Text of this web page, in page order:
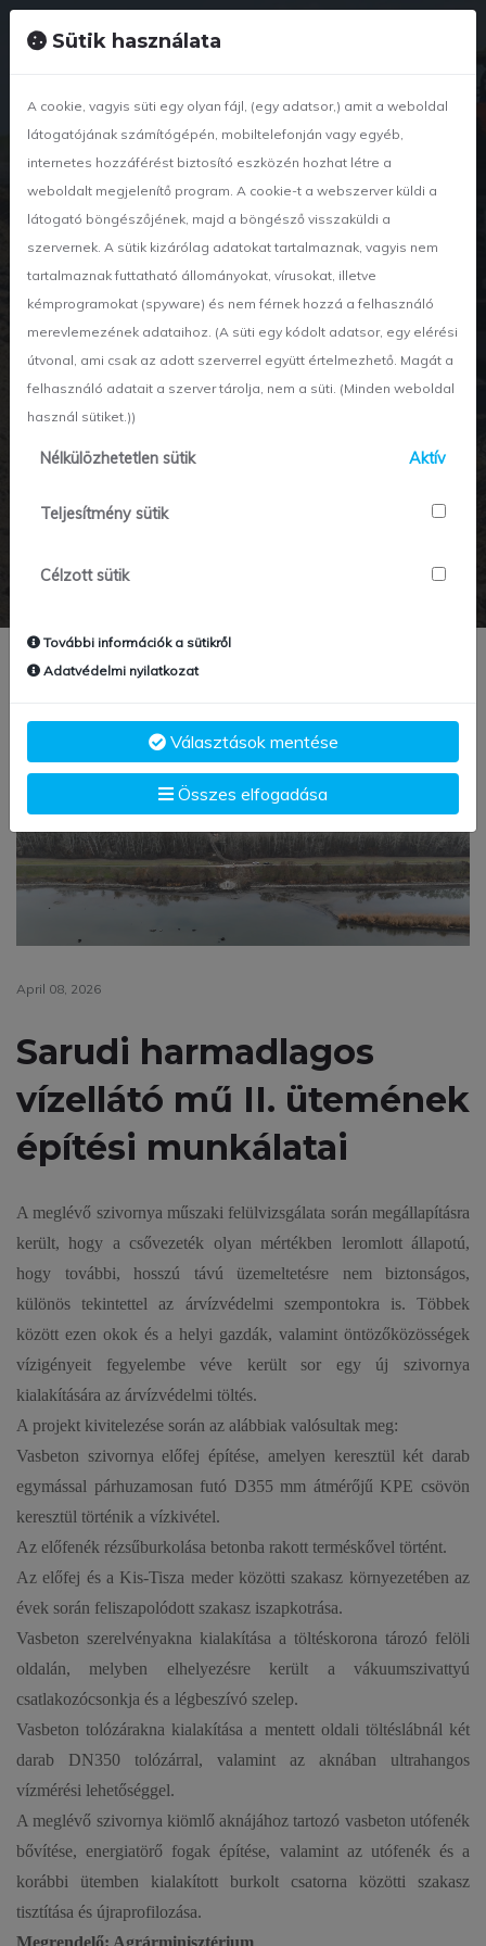
+36 42 886 834
x
Hír részletei
Sarudi harmadlagos
vízellátó m...
Főoldal Hír részletei
April 08, 2026
Sarudi harmadlagos
vízellátó mű II. ütemének
építési munkálatai
A meglévő szivornya műszaki felülvizsgálata során megállapításra
került, hogy a csővezeték olyan mértékben leromlott állapotú,
hogy további, hosszú távú üzemeltetésre nem biztonságos,
különös tekintettel az árvízvédelmi szempontokra is. Többek
között ezen okok és a helyi gazdák, valamint öntözőközösségek
vízigényeit fegyelembe véve került sor egy új szivornya
kialakítására az árvízvédelmi töltés.
A projekt kivitelezése során az alábbiak valósultak meg:
Vasbeton szivornya előfej építése, amelyen keresztül két darab
egymással párhuzamosan futó D355 mm átmérőjű KPE csövön
keresztül történik a vízkivétel.
Az előfenék rézsűburkolása betonba rakott terméskővel történt.
Az előfej és a Kis-Tisza meder közötti szakasz környezetében az
évek során feliszapolódott szakasz iszapkotrása.
Vasbeton szerelvényakna kialakítása a töltéskorona tározó felöli
oldalán, melyben elhelyezésre került a vákuumszivattyú
csatlakozócsonkja és a légbeszívó szelep.
Vasbeton tolózárakna kialakítása a mentett oldali töltéslábnál két
darab DN350 tolózárral, valamint az aknában ultrahangos
vízmérési lehetőséggel.
A meglévő szivornya kiömlő aknájához tartozó vasbeton utófenék
bővítése, energiatörő fogak építése, valamint az utófenék és a
korábbi ütemben kialakított burkolt csatorna közötti szakasz
tisztítása és újraprofilozása.
Megrendelő: Agrárminisztérium
Sütik használata
A cookie, vagyis süti egy olyan fájl, (egy adatsor,) amit a weboldal
látogatójának számítógépén, mobiltelefonján vagy egyéb,
internetes hozzáférést biztosító eszközén hozhat létre a
weboldalt megjelenítő program. A cookie-t a webszerver küldi a
látogató böngészőjének, majd a böngésző visszaküldi a
szervernek. A sütik kizárólag adatokat tartalmaznak, vagyis nem
tartalmaznak futtatható állományokat, vírusokat, illetve
kémprogramokat (spyware) és nem férnek hozzá a felhasználó
merevlemezének adataihoz. (A süti egy kódolt adatsor, egy elérési
útvonal, ami csak az adott szerverrel együtt értelmezhető. Magát a
felhasználó adatait a szerver tárolja, nem a süti. (Minden weboldal
használ sütiket.))
Nélkülözhetetlen sütik Aktív
Teljesítmény sütik
Célzott sütik
További információk a sütikről
Adatvédelmi nyilatkozat
Választások mentése
Összes elfogadása